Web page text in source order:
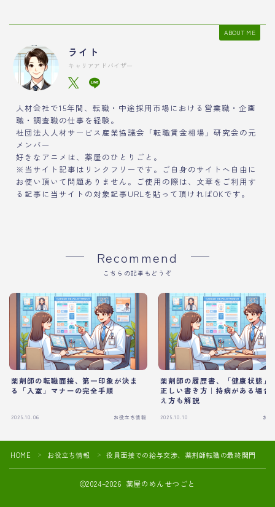
ABOUT ME
ライト
キャリアアドバイザー
人材会社で15年間、転職・中途採用市場における営業職・企画
職・調査職の仕事を経験。
社団法人人材サービス産業協議会「転職賃金相場」研究会の元
メンバー
好きなアニメは、薬屋のひとりごと。
※当サイト記事はリンクフリーです。ご自身のサイトへ自由に
お使い頂いて問題ありません。ご使用の際は、文章をご利用す
る記事に当サイトの対象記事URLを貼って頂ければOKです。
Recommend
こちらの記事もどうぞ
薬剤師の転職面接、第一印象が決ま
る「入室」マナーの完全手順
2025.10.06 お役立ち情報
薬剤師の履歴書、「健康状態」
正しい書き方｜持病がある場合
え方も解説
2025.10.10 お
HOME ＞ お役立ち情報 ＞ 役員面接での給与交渉、薬剤師転職の最終関門
2024–2026 薬屋のめんせつごと